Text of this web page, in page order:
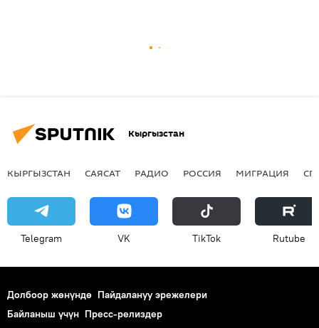
Кыргызстан
КЫРГЫЗСТАН САЯСАТ РАДИО РОССИЯ МИГРАЦИЯ
Telegram VK ТikТоk Rutube
Долбоор жөнүндө Пайдалануу эрежелери
Байланыш үчүн Пресс-релиздер